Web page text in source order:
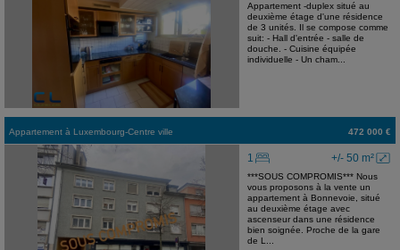
Appartement -duplex situé au
deuxième étage d'une résidence
de 3 unités. Il se compose comme
suit: - Hall d'entrée - salle de
douche. - Cuisine équipée
individuelle - Un cham...
Appartement à Luxembourg-Centre ville 472 000 €
+/- 50 m²
1
***SOUS COMPROMIS*** Nous
vous proposons à la vente un
appartement à Bonnevoie, situé
au deuxième étage avec
ascenseur dans une résidence
bien soignée. Proche de la gare
de L...